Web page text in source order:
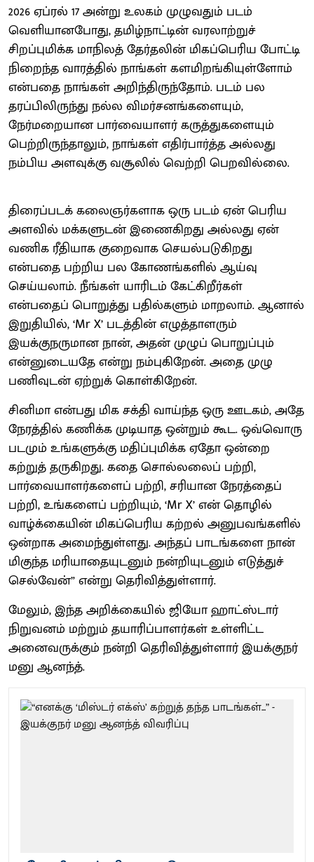
2026 ஏப்ரல் 17 அன்று உலகம் முழுவதும் படம்
வெளியானபோது, தமிழ்நாட்டின் வரலாற்றுச்
சிறப்புமிக்க மாநிலத் தேர்தலின் மிகப்பெரிய போட்டி
நிறைந்த வாரத்தில் நாங்கள் களமிறங்கியுள்ளோம்
என்பதை நாங்கள் அறிந்திருந்தோம். படம் பல
தரப்பிலிருந்து நல்ல விமர்சனங்களையும்,
நேர்மறையான பார்வையாளர் கருத்துகளையும்
பெற்றிருந்தாலும், நாங்கள் எதிர்பார்த்த அல்லது
நம்பிய அளவுக்கு வசூலில் வெற்றி பெறவில்லை.
திரைப்படக் கலைஞர்களாக ஒரு படம் ஏன் பெரிய
அளவில் மக்களுடன் இணைகிறது அல்லது ஏன்
வணிக ரீதியாக குறைவாக செயல்படுகிறது
என்பதை பற்றிய பல கோணங்களில் ஆய்வு
செய்யலாம். நீங்கள் யாரிடம் கேட்கிறீர்கள்
என்பதைப் பொறுத்து பதில்களும் மாறலாம். ஆனால்
இறுதியில், ‘Mr X’ படத்தின் எழுத்தாளரும்
இயக்குநருமான நான், அதன் முழுப் பொறுப்பும்
என்னுடையதே என்று நம்புகிறேன். அதை முழு
பணிவுடன் ஏற்றுக் கொள்கிறேன்.
சினிமா என்பது மிக சக்தி வாய்ந்த ஒரு ஊடகம், அதே
நேரத்தில் கணிக்க முடியாத ஒன்றும் கூட. ஒவ்வொரு
படமும் உங்களுக்கு மதிப்புமிக்க ஏதோ ஒன்றை
கற்றுத் தருகிறது. கதை சொல்லலைப் பற்றி,
பார்வையாளர்களைப் பற்றி, சரியான நேரத்தைப்
பற்றி, உங்களைப் பற்றியும், ‘Mr X’ என் தொழில்
வாழ்க்கையின் மிகப்பெரிய கற்றல் அனுபவங்களில்
ஒன்றாக அமைந்துள்ளது. அந்தப் பாடங்களை நான்
மிகுந்த மரியாதையுடனும் நன்றியுடனும் எடுத்துச்
செல்வேன்” என்று தெரிவித்துள்ளார்.
மேலும், இந்த அறிக்கையில் ஜியோ ஹாட்ஸ்டார்
நிறுவனம் மற்றும் தயாரிப்பாளர்கள் உள்ளிட்ட
அனைவருக்கும் நன்றி தெரிவித்துள்ளார் இயக்குநர்
மனு ஆனந்த்.